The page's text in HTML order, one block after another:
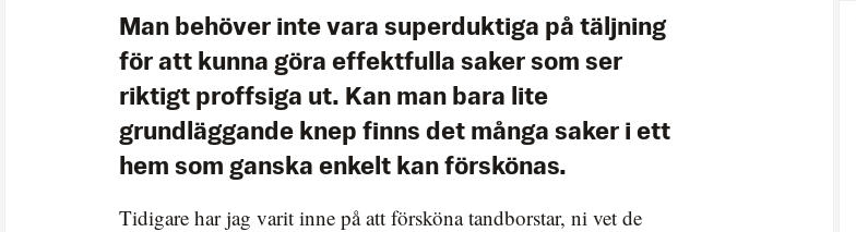
Man behöver inte vara superduktiga på täljning
för att kunna göra effektfulla saker som ser
riktigt proffsiga ut. Kan man bara lite
grundläggande knep finns det många saker i ett
hem som ganska enkelt kan förskönas.
Tidigare har jag varit inne på att försköna tandborstar, ni vet de